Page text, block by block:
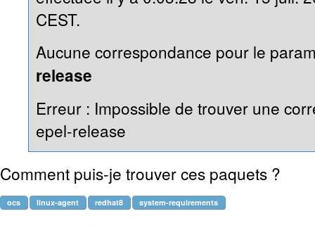
CEST.
Aucune correspondance pour le
release
Erreur : Impossible de trouver une
epel-release
Comment puis-je trouver ces paquets ?
ocs linux-agent redhat8 system-requirements